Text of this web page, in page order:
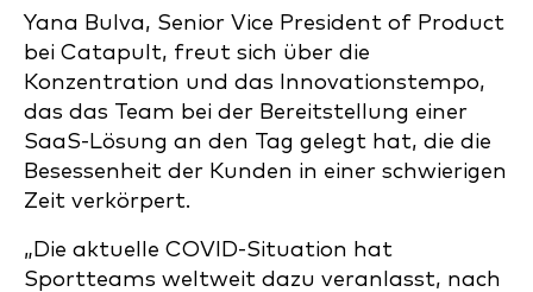
Yana Bulva, Senior Vice President of Product
bei Catapult, freut sich über die
Konzentration und das Innovationstempo,
das das Team bei der Bereitstellung einer
SaaS-Lösung an den Tag gelegt hat, die die
Besessenheit der Kunden in einer schwierigen
Zeit verkörpert.
„Die aktuelle COVID-Situation hat
Sportteams weltweit dazu veranlasst, nach